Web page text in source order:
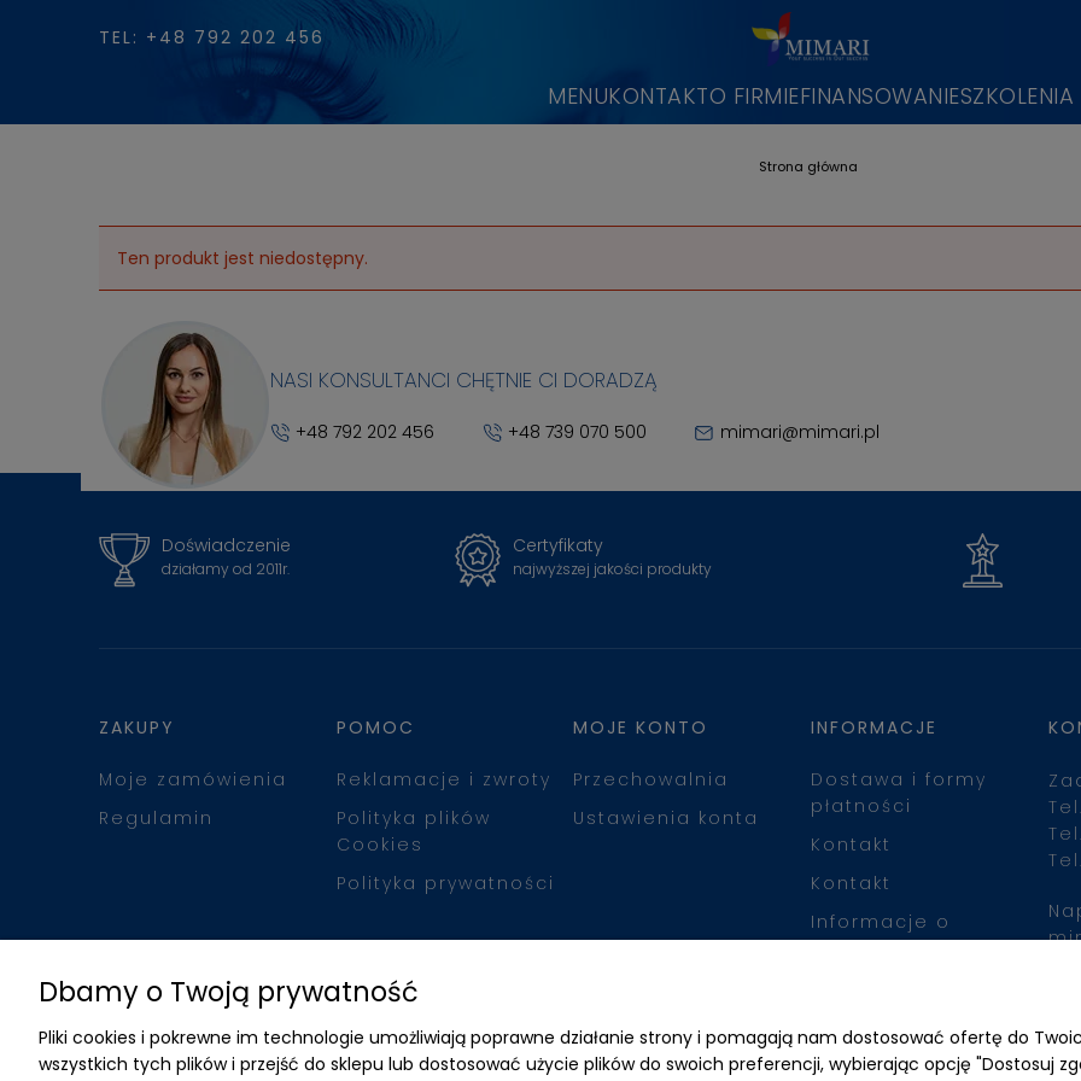
TEL: +48 792 202 456
MENUKONTAKTO FIRMIEFINANSOWANIESZKOLENIA
Strona główna
Ten produkt jest niedostępny.
NASI KONSULTANCI CHĘTNIE CI DORADZĄ
+48 792 202 456 +48 739 070 500 mimari@mimari.pl
Doświadczenie
działamy od 2011r.
Certyfikaty
najwyższej jakości produkty
ZAKUPY
Moje zamówienia
Regulamin
POMOC
Reklamacje i zwroty
Polityka plików
Cookies
Polityka prywatności
MOJE KONTO
Przechowalnia
Ustawienia konta
INFORMACJE
Dostawa i formy
płatności
Kontakt
Kontakt
Informacje o
Dbamy o Twoją prywatność
Pliki cookies i pokrewne im technologie umożliwiają poprawne działanie strony i pomagają nam dostosować ofertę do
wszystkich tych plików i przejść do sklepu lub dostosować użycie plików do swoich preferencji, wybierając opcję "Dostosuj